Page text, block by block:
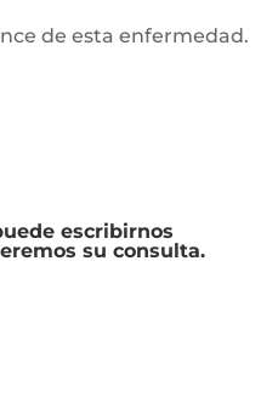
de esta enfermedad.
escribirnos
su consulta.